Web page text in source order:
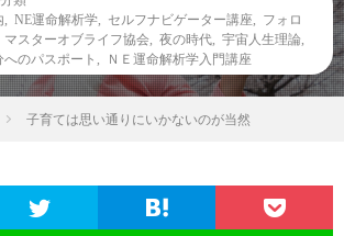
NE運命解析学 セルフナビゲーター講座
フォロ
マスターオブライフ協会 夜の時代 宇宙人生理論
へのパスポート ＮＥ運命解析学入門講座
子育ては思い通りにいかないのが当然